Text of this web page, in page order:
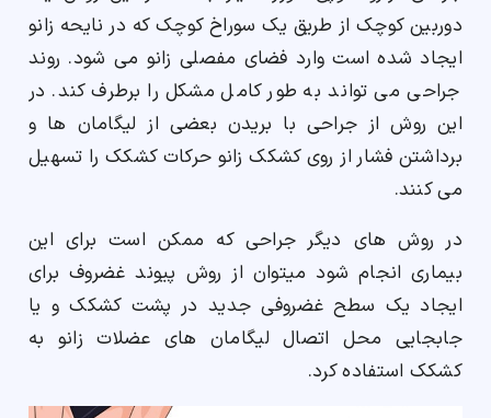
دوربین کوچک از طریق یک سوراخ کوچک که در نایحه زانو
ایجاد شده است وارد فضای مفصلی زانو می شود. روند
جراحی می تواند به طور کامل مشکل را برطرف کند. در
این روش از جراحی با بریدن بعضی از لیگامان ها و
برداشتن فشار از روی کشکک زانو حرکات کشکک را تسهیل
می کنند.
در روش های دیگر جراحی که ممکن است برای این
بیماری انجام شود میتوان از روش پیوند غضروف برای
ایجاد یک سطح غضروفی جدید در پشت کشکک و یا
جابجایی محل اتصال لیگامان های عضلات زانو به
کشکک استفاده کرد.